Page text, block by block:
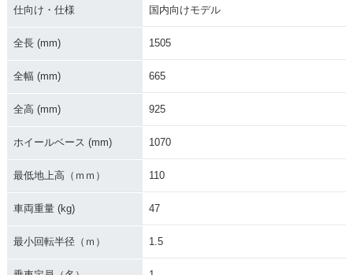
仕向け・仕様 国内向けモデル
全長 (mm) 1505
全幅 (mm) 665
全高 (mm) 925
ホイールベース (mm) 1070
最低地上高（ｍｍ） 110
車両重量 (kg) 47
最小回転半径（ｍ） 1.5